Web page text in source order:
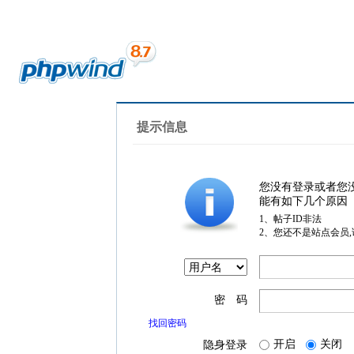
提示信息
您没有登录或者您
能有如下几个原因
1、帖子ID非法
2、您还不是站点会员
密 码
找回密码
隐身登录 开启 关闭